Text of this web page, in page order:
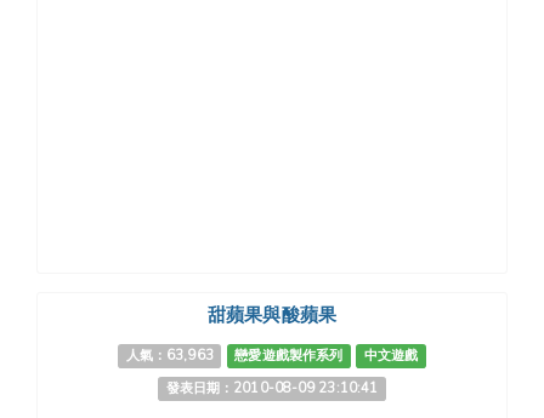
甜蘋果與酸蘋果
人氣：63,963 戀愛遊戲製作系列
中文遊戲
發表日期：2010-08-09 23:10:41